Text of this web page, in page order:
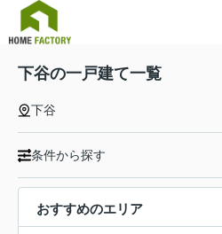
下谷の一戸建て一覧
下谷
条件から探す
おすすめのエリア